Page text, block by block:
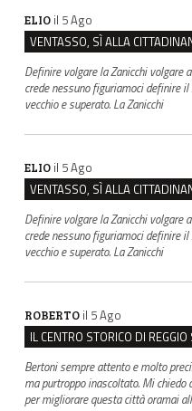
ELIO il 5 Ago
Definire volgare la Zanicchi volgare
crede nessuno figuriamoci definire
vecchio e superato. La Zanicchi
ELIO il 5 Ago
Definire volgare la Zanicchi volgare
crede nessuno figuriamoci definire
vecchio e superato. La Zanicchi
ROBERTO il 5 Ago
Bertoni sempre attento e molto
ma purtroppo inascoltato. Mi chiedo
per migliorare questa città oramai